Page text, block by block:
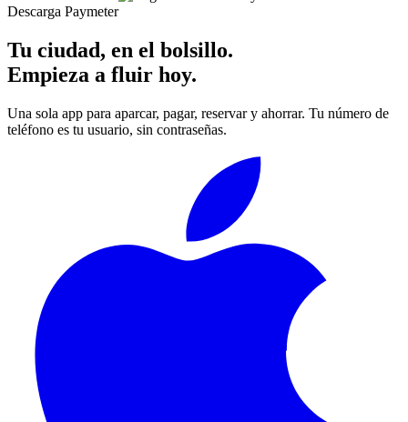
Descarga Paymeter
Tu ciudad, en el bolsillo.
Empieza a fluir hoy.
Una sola app para aparcar, pagar, reservar y ahorrar. Tu número de
teléfono es tu usuario, sin contraseñas.